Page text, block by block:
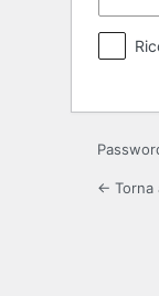
← Torna